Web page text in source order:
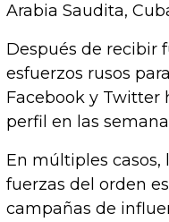
Arabia Saudita,
Después de recibir
esfuerzos rusos
Facebook y Twitter
perfil en las
En múltiples casos,
fuerzas del orden
campañas de